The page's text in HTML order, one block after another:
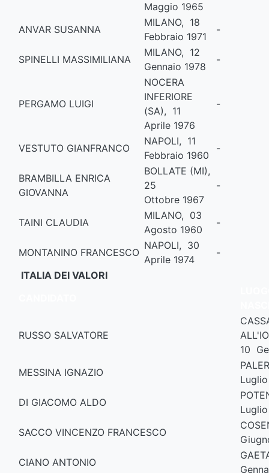
Maggio 1965
ANVAR SUSANNA
MILANO, 18
Febbraio 1971
-
SPINELLI MASSIMILIANA
MILANO, 12
Gennaio 1978
-
PERGAMO LUIGI
NOCERA
INFERIORE
(SA), 11
Aprile 1976
-
VESTUTO GIANFRANCO
NAPOLI, 11
Febbraio 1960
-
BRAMBILLA ENRICA
GIOVANNA
BOLLATE (MI),
25
Ottobre 1967
-
TAINI CLAUDIA
MILANO, 03
Agosto 1960
-
MONTANINO FRANCESCO
NAPOLI, 30
Aprile 1974
-
ITALIA DEI VALORI
RUSSO SALVATORE
10
MESSINA IGNAZIO
DI GIACOMO ALDO
SACCO VINCENZO FRANCESCO
CIANO ANTONIO